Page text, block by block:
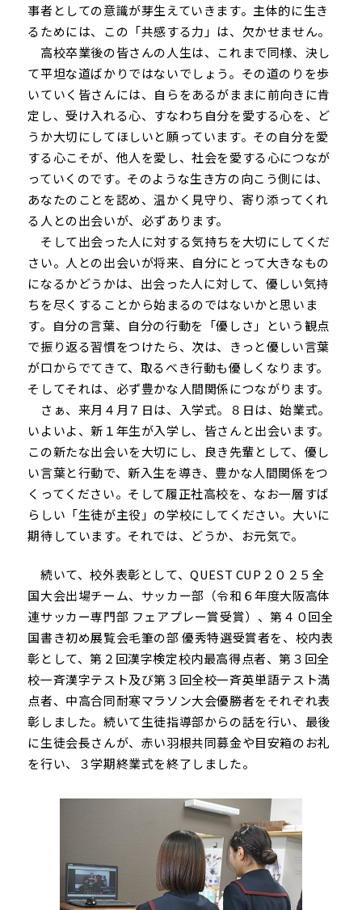
事者としての意識が芽生えていきます。主体的に生き
るためには、この「共感する力」は、欠かせません。
高校卒業後の皆さんの人生は、これまで同様、決し
て平坦な道ばかりではないでしょう。その道のりを歩
いていく皆さんには、自らをあるがままに前向きに肯
定し、受け入れる心、すなわち自分を愛する心を、ど
うか大切にしてほしいと願っています。その自分を愛
する心こそが、他人を愛し、社会を愛する心につなが
っていくのです。そのような生き方の向こう側には、
あなたのことを認め、温かく見守り、寄り添ってくれ
る人との出会いが、必ずあります。
そして出会った人に対する気持ちを大切にしてくだ
さい。人との出会いが将来、自分にとって大きなもの
になるかどうかは、出会った人に対して、優しい気持
ちを尽くすることから始まるのではないかと思いま
す。自分の言葉、自分の行動を「優しさ」という観点
で振り返る習慣をつけたら、次は、きっと優しい言葉
が口からでてきて、取るべき行動も優しくなります。
そしてそれは、必ず豊かな人間関係につながります。
さぁ、来月４月７日は、入学式。８日は、始業式。
いよいよ、新１年生が入学し、皆さんと出会います。
この新たな出会いを大切にし、良き先輩として、優し
い言葉と行動で、新入生を導き、豊かな人間関係をつ
くってください。そして履正社高校を、なお一層すば
らしい「生徒が主役」の学校にしてください。大いに
期待しています。それでは、どうか、お元気で。
続いて、校外表彰として、QUEST CUP２０２５全
国大会出場チーム、サッカー部（令和６年度大阪高体
連サッカー専門部 フェアプレー賞受賞）、第４０回全
国書き初め展覧会毛筆の部 優秀特選受賞者を、校内表
彰として、第２回漢字検定校内最高得点者、第３回全
校一斉漢字テスト及び第３回全校一斉英単語テスト満
点者、中高合同耐寒マラソン大会優勝者をそれぞれ表
彰しました。続いて生徒指導部からの話を行い、最後
に生徒会長さんが、赤い羽根共同募金や目安箱のお礼
を行い、３学期終業式を終了しました。